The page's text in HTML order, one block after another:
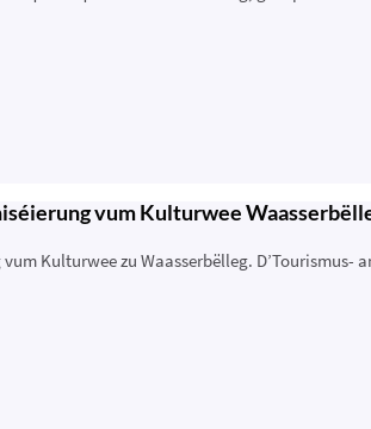
vum Kulturwee
Kulturwee zu Waasserbëlleg. D’Tourismus-